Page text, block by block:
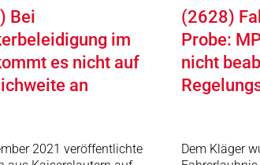
Bei
im
es nicht auf
an
2021 veröffentlichte
(2628)
Probe:
nicht
Dem Kläger